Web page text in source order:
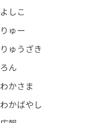
よしこ
りゅー
りゅうざき
ろん
わかさま
わかばやし